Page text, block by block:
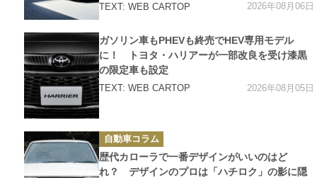
TEXT: WEB CARTOP 2026年08月06日
カ
テ
ゴ
リ
ー
ガソリン車もPHEVも終売でHEV専用モデル
に！ トヨタ・ハリアーが一部改良を受け漆黒
の限定車も設定
TEXT: WEB CARTOP 2026年08月05日
カ
テ
ゴ
リ
ー
自動車コラム
歴代カローラで一番デザインがいいのはど
れ？ デザインのプロは「ハチロク」の影に隠